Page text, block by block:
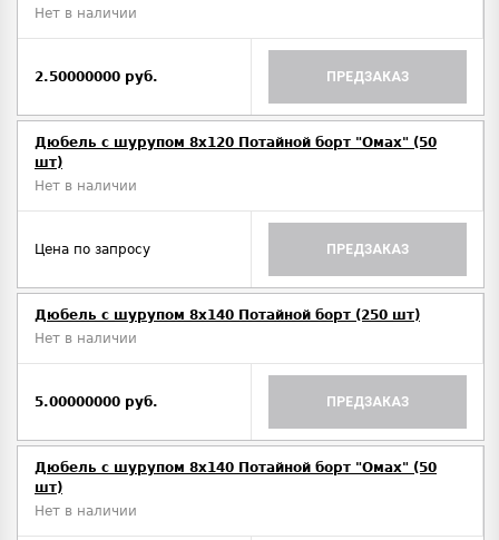
Нет в наличии
2.50000000 руб. ПРЕДЗАКАЗ
Дюбель с шурупом 8х120 Потайной борт "Омах" (50
шт)
Нет в наличии
Цена по запросу ПРЕДЗАКАЗ
Дюбель с шурупом 8х140 Потайной борт (250 шт)
Нет в наличии
5.00000000 руб. ПРЕДЗАКАЗ
Дюбель с шурупом 8х140 Потайной борт "Омах" (50
шт)
Нет в наличии